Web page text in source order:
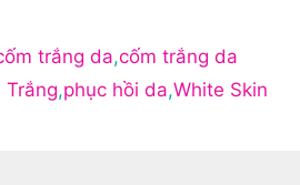
trắng da,cốm trắng da
Trắng,phục hồi da,White Skin